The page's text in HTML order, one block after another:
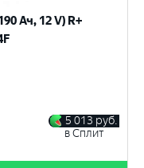
Ач, 12 V) R+
5 013 руб.
в Сплит